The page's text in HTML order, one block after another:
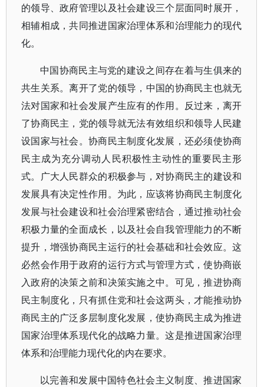
的领导、政府管理以及社会建设三个层面同时展开，
相辅相成，共同推进国家治理体系和治理能力的现代
化。
中国协商民主与党的建设之间存在着与生俱来的
共生关系。离开了党的领导，中国的协商民主也就无
法对国家和社会发展产生应有的作用。反过来，离开
了协商民主，党的领导就无法有效组织和领导人民建
设国家与社会。协商民主制度化发展，还必须使协商
民主成为充分调动人民积极性主动性的重要民主形
式。广大人民群众的积极参与，对协商民主的建设和
发展具有决定性作用。为此，应该将协商民主制度化
发展与社会建设和社会治理紧密结合，通过推动社会
积极力量的全面成长，以及社会自我管理能力的不断
提升，增强协商民主运行的社会基础和社会效应。这
必然会作用于政府的运行方式与管理方式，使协商嵌
入政府的决策之前和决策实施之中。可见，推进协商
民主制度化，只有抓住党和社会这两头，才能推动协
商民主的广泛多层制度化发展，使协商民主成为推进
国家治理体系现代化的战略力量。这是推进国家治理
体系和治理能力现代化的内在要求。
以完善和发展中国特色社会主义制度、推进国家